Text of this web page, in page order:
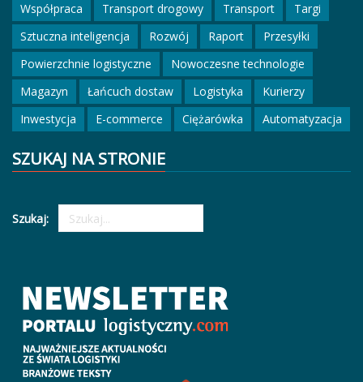
Współpraca Transport drogowy Transport
Targi
Sztuczna inteligencja
Rozwój Raport
Przesyłki
Powierzchnie logistyczne
Nowoczesne technologie
Magazyn
Łańcuch dostaw Logistyka
Kurierzy
Inwestycja
E-commerce Ciężarówka Automatyzacja
SZUKAJ NA STRONIE
Szukaj: